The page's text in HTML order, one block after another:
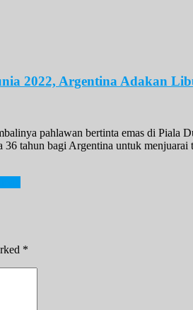
2022, Argentina Adakan
pahlawan bertinta emas di
36 tahun bagi Argentina untuk
*